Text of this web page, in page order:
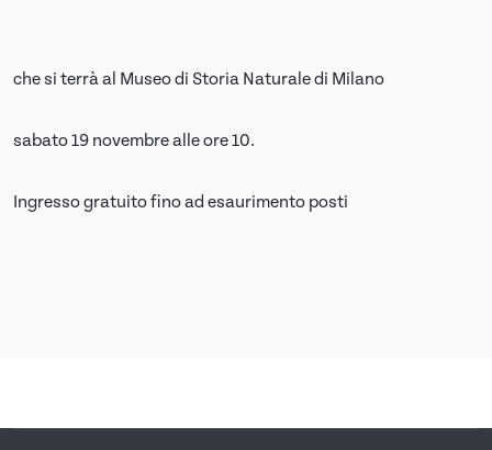
che si terrà al Museo di Storia Naturale di Milano
sabato 19 novembre alle ore 10.
Ingresso gratuito fino ad esaurimento posti